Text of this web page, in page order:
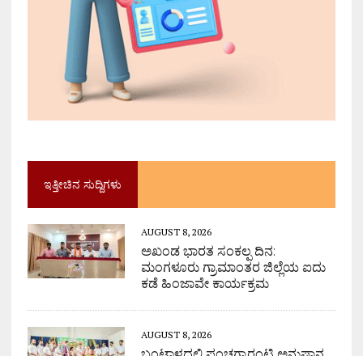
ಇತ್ತೀಚಿನ ಸುದ್ದಿಗಳು
AUGUST 8, 2026
ಅಖಂಡ ಭಾರತ ಸಂಕಲ್ಪ ದಿನ:
ಮಂಗಳೂರು ಗ್ರಾಮಾಂತರ ಜಿಲ್ಲೆಯ ಐದು
ಕಡೆ ಹಿಂಜಾವೇ ಕಾರ್ಯಕ್ರಮ
AUGUST 8, 2026